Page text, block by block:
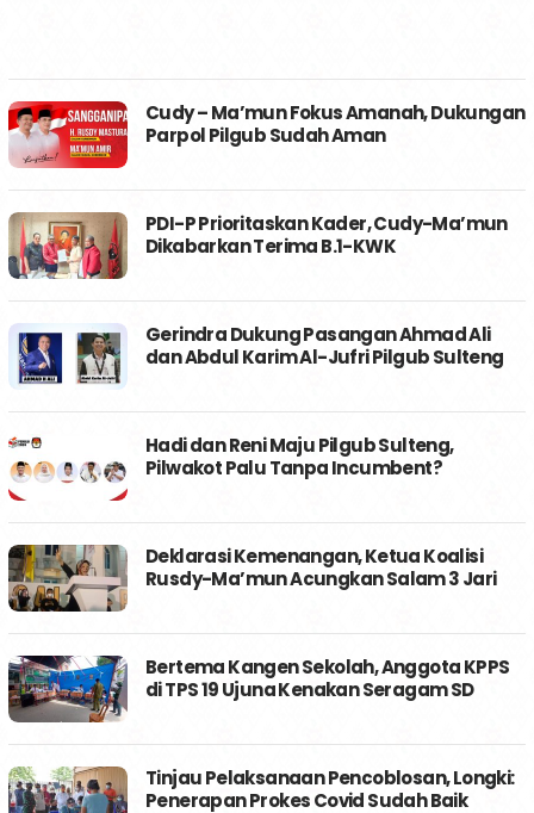
Cudy – Ma’mun Fokus Amanah, Dukungan
Parpol Pilgub Sudah Aman
PDI-P Prioritaskan Kader, Cudy-Ma’mun
Dikabarkan Terima B.1-KWK
Gerindra Dukung Pasangan Ahmad Ali
dan Abdul Karim Al-Jufri Pilgub Sulteng
Hadi dan Reni Maju Pilgub Sulteng,
Pilwakot Palu Tanpa Incumbent?
Deklarasi Kemenangan, Ketua Koalisi
Rusdy-Ma’mun Acungkan Salam 3 Jari
Bertema Kangen Sekolah, Anggota KPPS
di TPS 19 Ujuna Kenakan Seragam SD
Tinjau Pelaksanaan Pencoblosan, Longki:
Penerapan Prokes Covid Sudah Baik